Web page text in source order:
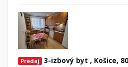
Predaj 3-izbový byt , Košice,